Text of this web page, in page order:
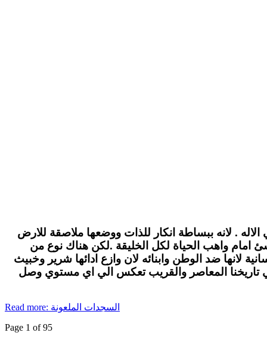
. لانه ببساطة انكار للذات ووضعها ملاصقة للارض
امام واهب الحياة لكل الخليقة .لكن هناك نوع من
لانها ضد الوطن وابنائه لان وازع ادائها شرير وخبيث
تاريخنا المعاصر والقريب تعكس الي اي مستوي وصل
Read more: السجدات الملعونة
Page 1 of 95